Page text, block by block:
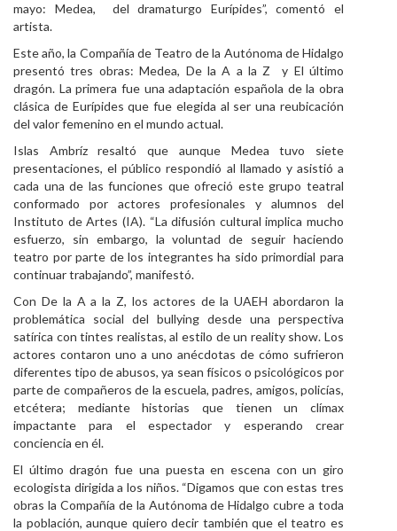
mayo: Medea, del dramaturgo Eurípides”, comentó el
artista.
Este año, la Compañía de Teatro de la Autónoma de Hidalgo
presentó tres obras: Medea, De la A a la Z y El último
dragón. La primera fue una adaptación española de la obra
clásica de Eurípides que fue elegida al ser una reubicación
del valor femenino en el mundo actual.
Islas Ambríz resaltó que aunque Medea tuvo siete
presentaciones, el público respondió al llamado y asistió a
cada una de las funciones que ofreció este grupo teatral
conformado por actores profesionales y alumnos del
Instituto de Artes (IA). “La difusión cultural implica mucho
esfuerzo, sin embargo, la voluntad de seguir haciendo
teatro por parte de los integrantes ha sido primordial para
continuar trabajando”, manifestó.
Con De la A a la Z, los actores de la UAEH abordaron la
problemática social del bullying desde una perspectiva
satírica con tintes realistas, al estilo de un reality show. Los
actores contaron uno a uno anécdotas de cómo sufrieron
diferentes tipo de abusos, ya sean físicos o psicológicos por
parte de compañeros de la escuela, padres, amigos, policías,
etcétera; mediante historias que tienen un clímax
impactante para el espectador y esperando crear
conciencia en él.
El último dragón fue una puesta en escena con un giro
ecologista dirigida a los niños. “Digamos que con estas tres
obras la Compañía de la Autónoma de Hidalgo cubre a toda
la población, aunque quiero decir también que el teatro es